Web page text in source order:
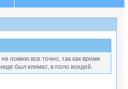
помню все точно, так как время
был климат, в поло кондей.